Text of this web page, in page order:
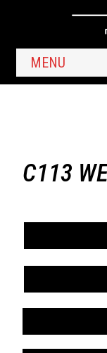
MENU
C113